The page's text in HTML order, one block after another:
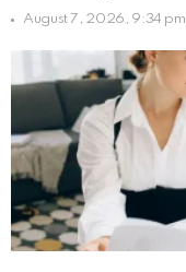
August 7, 2026, 9:34 pm